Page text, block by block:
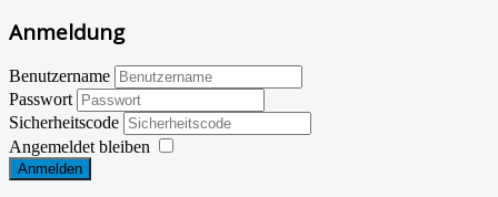
Anmeldung
Benutzername
Passwort
Sicherheitscode
Angemeldet bleiben
Anmelden